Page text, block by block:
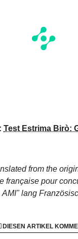
Test Estrima Birò:
from the
française pour
AMI"lang
DIESEN ARTIKEL